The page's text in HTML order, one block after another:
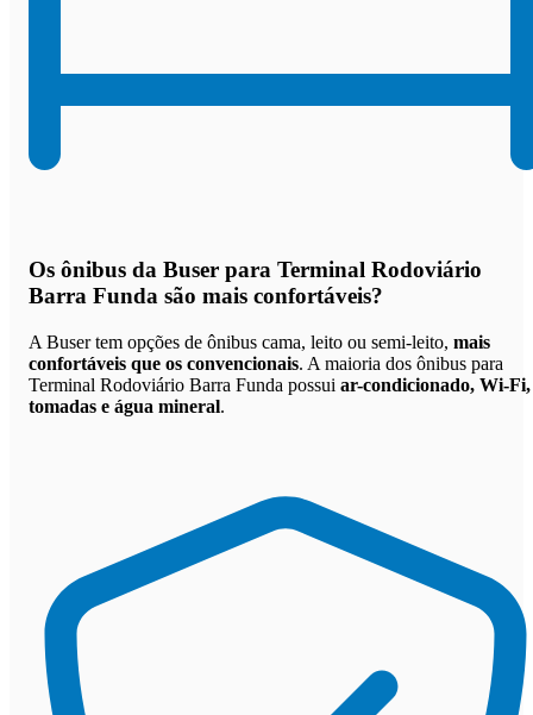
Os ônibus da Buser para Terminal Rodoviário
Barra Funda são mais confortáveis?
A Buser tem opções de ônibus cama, leito ou semi-leito, mais
confortáveis que os convencionais. A maioria dos ônibus para
Terminal Rodoviário Barra Funda possui ar-condicionado, Wi-Fi,
tomadas e água mineral.